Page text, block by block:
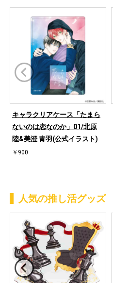
キャラクリアケース「たまら
ないのは恋なのか」01/北原
陸&美澄 青羽(公式イラスト)
￥900
人気の推し活グッズ